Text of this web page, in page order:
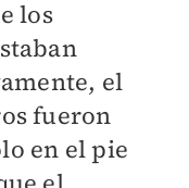
los
el
fueron
en el pie